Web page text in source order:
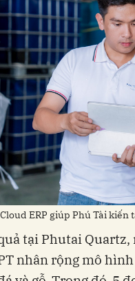
ERP giúp Phú Tài
tại Phutai Quartz,
nhân rộng mô